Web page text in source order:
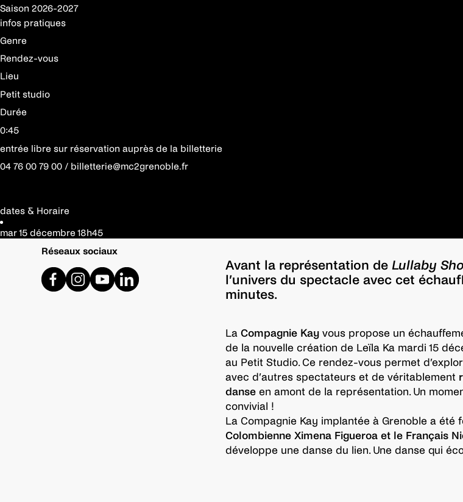
Saison 2026-2027
infos pratiques
Genre
Rendez-vous
Lieu
Petit studio
Durée
0:45
entrée libre sur réservation auprès de la billetterie
04 76 00 79 00 / billetterie@mc2grenoble.fr
dates & Horaire
mar 15 décembre 18h45
Réseaux sociaux
Avant la représentation de Lullaby
l’univers du spectacle avec cet
minutes.
La Compagnie Kayvous propose un
de la nouvelle création de Leïla Ka mardi 15
au Petit Studio. Ce rendez-vous permet
avec d’autres spectateurs et de véritablement
danseen amont de la représentation. Un
convivial !
La Compagnie Kay implantée à Grenoble a été
Colombienne Ximena Figueroa et le Français
développe une danse du lien. Une danse qui